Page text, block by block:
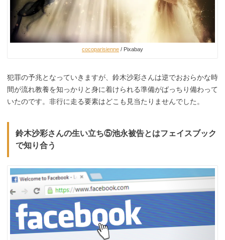
cocoparisienne / Pixabay
犯罪の予兆となっていきますが、鈴木沙彩さんは逆でおおらかな時
間が流れ教養を知っかりと身に着けられる準備がばっちり備わって
いたのです。非行に走る要素はどこも見当たりませんでした。
鈴木沙彩さんの生い立ち⑤池永被告とはフェイスブック
で知り合う